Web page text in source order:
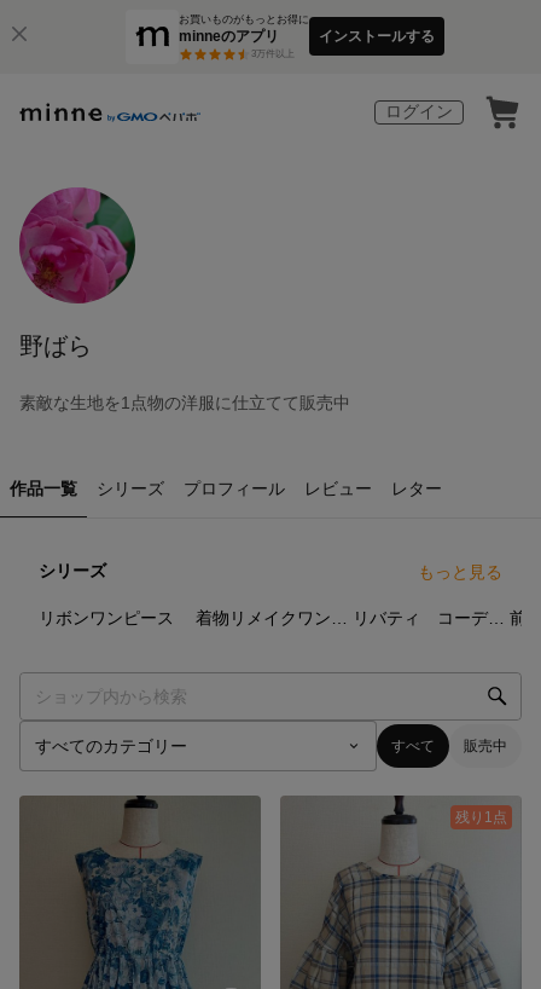
お買いものがもっとお得に
minneのアプリ
3万件以上
インストールする
ログイン
野ばら
素敵な生地を1点物の洋服に仕立てて販売中
作品一覧 シリーズ プロフィール レビュー レター
シリーズ もっと見る
リボンワンピース リバティ コーデュロイ ネル ワンピース
すべて 販売中
残り1点